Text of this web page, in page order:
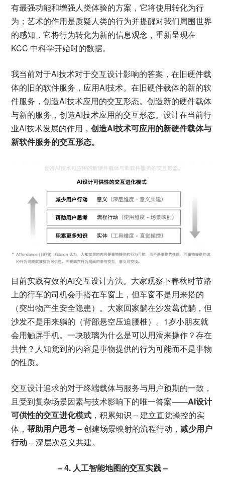
有最强功能和增强人类体验的方案，它将使用转化为行
为；艺术的作用是质疑人类的行为并提醒对我们周围世界
的感知，它将行为转化为新的信息观念，重新呈现在
KCC 中科学开始时的数据。
我当前对于AI技术对于交互设计影响的答案，在旧硬件载
体的旧的软件服务，应用AI技术。在旧硬件载体的新的软
件服务，创造AI技术应用的交互形态。创造新的硬件载体
与新的服务，创造AI技术应用的交互形态。设计在当前行
业AI技术发展的作用，创造AI技术可应用的新硬件载体与
新软件服务的交互形态。
目前实践有效的AI交互设计方法。大家观察下春秋时节路
上的行车的司机会手搭在车窗上，但车窗不是用来搭的
（突出物产生安全隐患）。大家回家躺在沙发葛优躺，但
沙发不是用来躺的（背部悬空压迫腰椎）。1岁小朋友就
会用触屏手机。一块玻璃为什么是可以用滑来操作？存在
共性？人知觉到的内容是事物提供的行为可能而不是事物
的性质。
交互设计追求的对于终端载体与服务与用户预期的一致，
且受到复杂场景因素与技术影响下的唯一答案——AI设计
可供性的交互进化模式 ，积累知识 – 建立直觉操控的实
体，帮助用户思考– 创建场景映射的流程行动，减少用户
行动– 深层次意义共建。
– 4. 人工智能地图的交互实践 –